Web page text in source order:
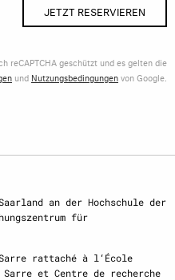
JETZT RESERVIEREN
reCAPTCHA geschützt und es gelten die
und Nutzungsbedingungenvon Google.
an der Hochschule der
für
rattaché à l‘École
et Centre de recherche